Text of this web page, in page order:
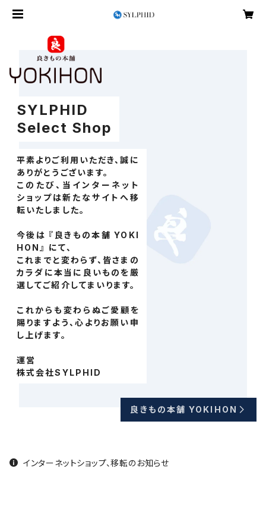
SYLPHID
Select Shop
平素よりご利用いただき、誠に
ありがとうございます。
このたび、当インターネット
ショップは新たなサイトへ移
転いたしました。
今後は 『良きもの本舗 YOKI
HON』 にて、
これまでと変わらず、皆さまの
カラダに本当に良いものを厳
選してご紹介してまいります。
これからも変わらぬご愛顧を
賜りますよう、心よりお願い申
し上げます。
運営
株式会社SYLPHID
良きもの本舗 YOKIHON
インターネットショップ、移転のお知らせ